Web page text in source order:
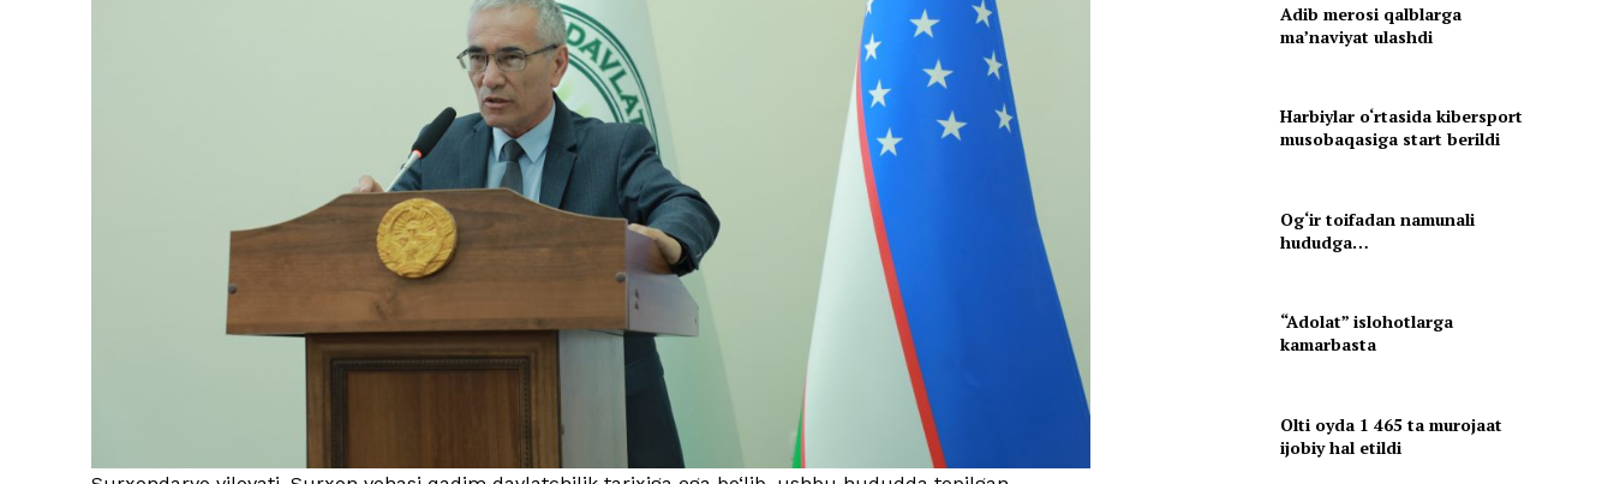
Adib merosi qalblarga
maʼnaviyat ulashdi
Harbiylar o‘rtasida kibersport
musobaqasiga start berildi
Og‘ir toifadan namunali
hududga…
“Adolat” islohotlarga
kamarbasta
Olti oyda 1 465 ta murojaat
ijobiy hal etildi